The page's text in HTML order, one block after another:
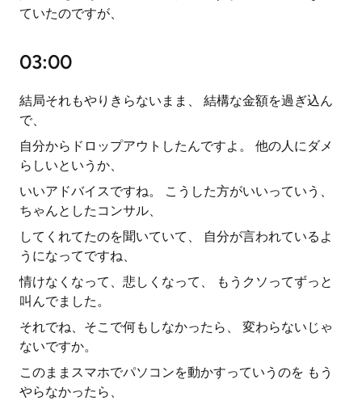
ていたのですが、
03:00
結局それもやりきらないまま、 結構な金額を過ぎ込ん
で、
自分からドロップアウトしたんですよ。 他の人にダメ
らしいというか、
いいアドバイスですね。 こうした方がいいっていう、
ちゃんとしたコンサル、
してくれてたのを聞いていて、 自分が言われているよ
うになってですね、
情けなくなって、悲しくなって、 もうクソってずっと
叫んでました。
それでね、そこで何もしなかったら、 変わらないじゃ
ないですか。
このままスマホでパソコンを動かすっていうのを もう
やらなかったら、